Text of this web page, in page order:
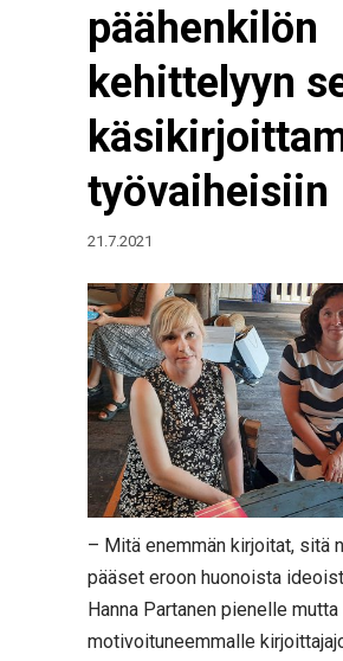
päähenkilön
kehittelyyn
työvaiheisiin
21.7.2021
– Mitä enemmän kirjoitat, sitä
pääset eroon huonoista
Hanna Partanen pienelle
motivoituneemmalle